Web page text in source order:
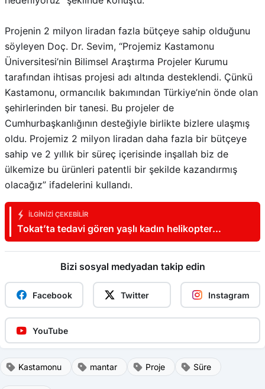
Projenin 2 milyon liradan fazla bütçeye sahip olduğunu
söyleyen Doç. Dr. Sevim, “Projemiz Kastamonu
Üniversitesi’nin Bilimsel Araştırma Projeler Kurumu
tarafından ihtisas projesi adı altında desteklendi. Çünkü
Kastamonu, ormancılık bakımından Türkiye’nin önde olan
şehirlerinden bir tanesi. Bu projeler de
Cumhurbaşkanlığının desteğiyle birlikte bizlere ulaşmış
oldu. Projemiz 2 milyon liradan daha fazla bir bütçeye
sahip ve 2 yıllık bir süreç içerisinde inşallah biz de
ülkemize bu ürünleri patentli bir şekilde kazandırmış
olacağız” ifadelerini kullandı.
İLGINIZI ÇEKEBILIR
Tokat’ta tedavi gören yaşlı kadın helikopter
ambulansla Konya’ya sevk edildi
Bizi sosyal medyadan takip edin
Facebook Twitter Instagram
YouTube
Kastamonu mantar Proje Süre